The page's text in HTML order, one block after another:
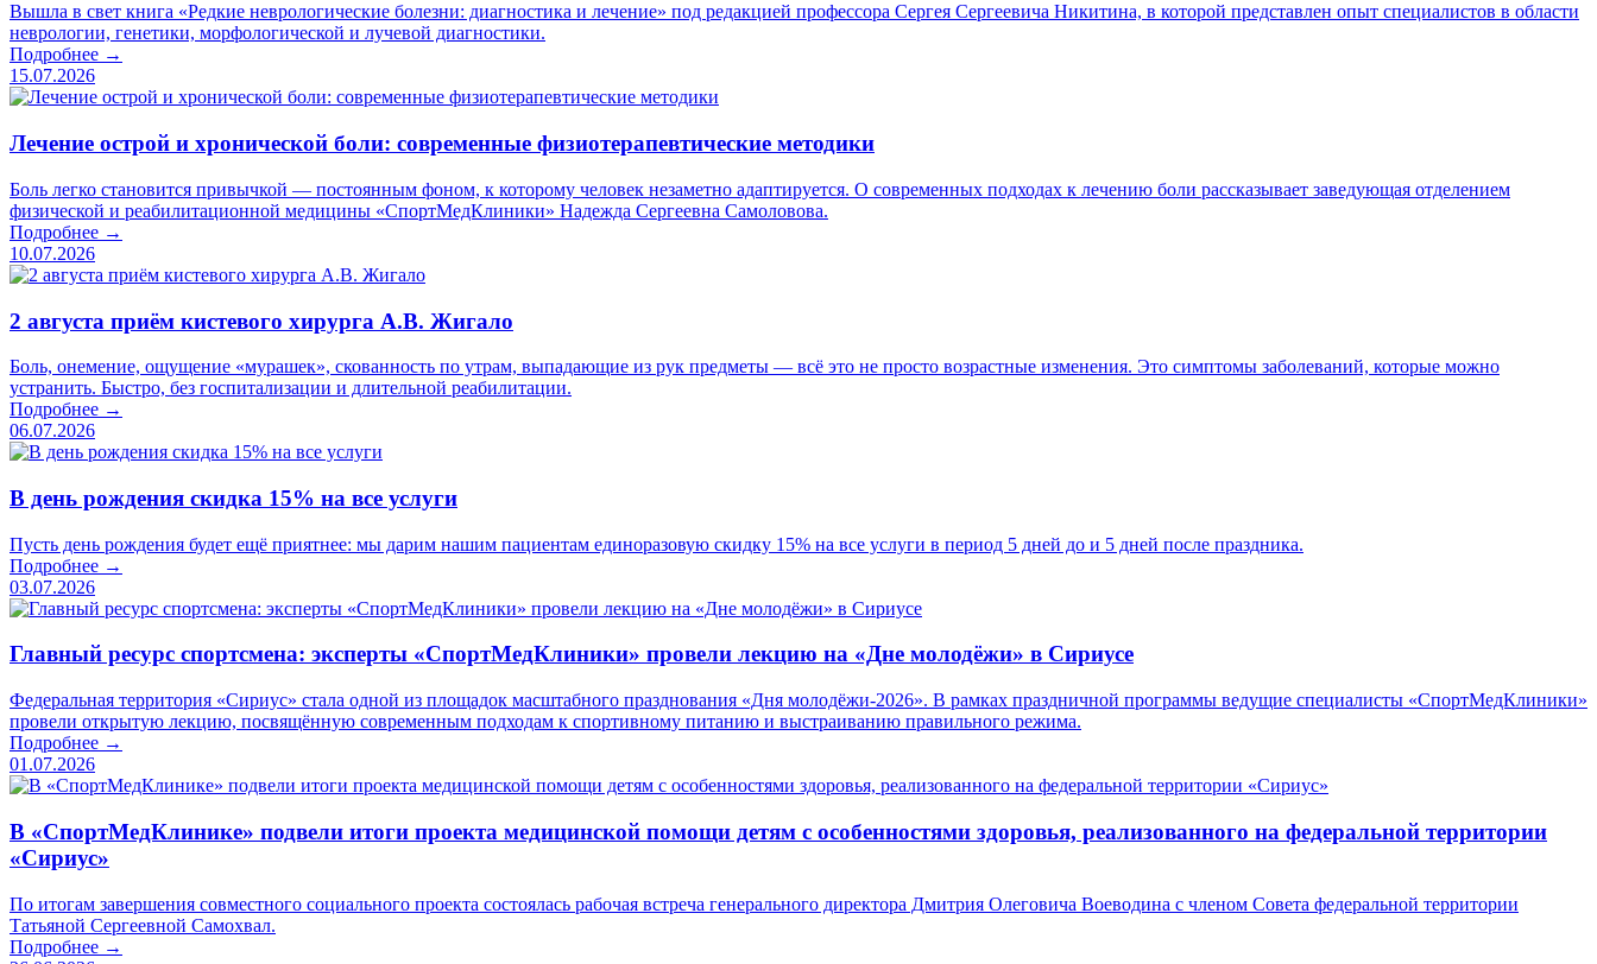
Вышла в свет книга «Редкие неврологические болезни: диагностика и лечение» под редакцией профессора Сергея Сергеевича Никитина, в которой представлен опыт специалистов в области
неврологии, генетики, морфологической и лучевой диагностики.
Подробнее →
15.07.2026
Лечение острой и хронической боли: современные физиотерапевтические методики
Боль легко становится привычкой — постоянным фоном, к которому человек незаметно адаптируется. О современных подходах к лечению боли рассказывает заведующая отделением
физической и реабилитационной медицины «СпортМедКлиники» Надежда Сергеевна Самоловова.
Подробнее →
10.07.2026
2 августа приём кистевого хирурга А.В. Жигало
Боль, онемение, ощущение «мурашек», скованность по утрам, выпадающие из рук предметы — всё это не просто возрастные изменения. Это симптомы заболеваний, которые можно
устранить. Быстро, без госпитализации и длительной реабилитации.
Подробнее →
06.07.2026
В день рождения скидка 15% на все услуги
Пусть день рождения будет ещё приятнее: мы дарим нашим пациентам единоразовую скидку 15% на все услуги в период 5 дней до и 5 дней после праздника.
Подробнее →
03.07.2026
Главный ресурс спортсмена: эксперты «СпортМедКлиники» провели лекцию на «Дне молодёжи» в Сириусе
Федеральная территория «Сириус» стала одной из площадок масштабного празднования «Дня молодёжи-2026». В рамках праздничной программы ведущие специалисты «СпортМедКлиники»
провели открытую лекцию, посвящённую современным подходам к спортивному питанию и выстраиванию правильного режима.
Подробнее →
01.07.2026
В «СпортМедКлинике» подвели итоги проекта медицинской помощи детям с особенностями здоровья, реализованного на федеральной территории
«Сириус»
По итогам завершения совместного социального проекта состоялась рабочая встреча генерального директора Дмитрия Олеговича Воеводина с членом Совета федеральной территории
Татьяной Сергеевной Самохвал.
Подробнее →